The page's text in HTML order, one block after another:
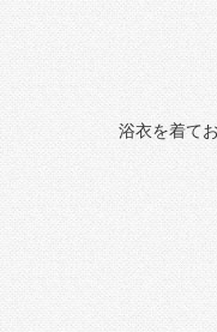
浴衣を着て